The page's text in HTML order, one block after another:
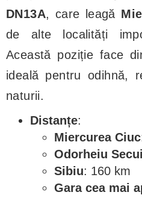
DN13A, care leagă
de alte localități
Această poziție face
ideală pentru odihnă,
naturii.
Distanțe:
Miercurea Ciuc
Odorheiu
Sibiu: 160 km
Gara cea mai